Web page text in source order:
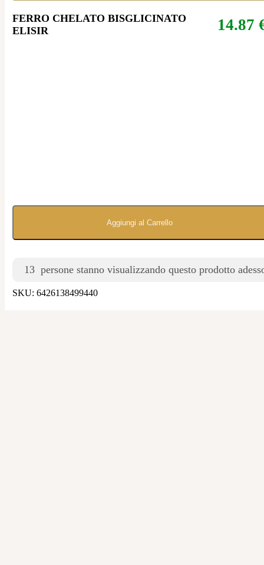
FERRO CHELATO BISGLICINATO
ELISIR
14.87
Aggiungi al Carrello
13 persone stanno visualizzando questo prodotto
SKU: 6426138499440